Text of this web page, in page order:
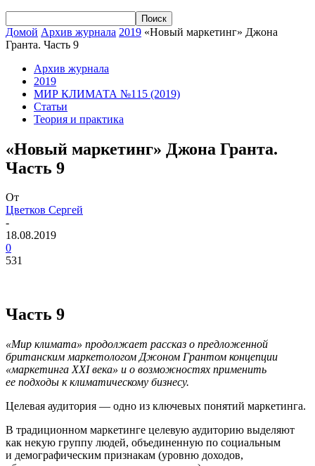
Домой Архив журнала 2019 «Новый маркетинг» Джона
Гранта. Часть 9
Архив журнала
2019
МИР КЛИМАТА №115 (2019)
Статьи
Теория и практика
«Новый маркетинг» Джона Гранта.
Часть 9
От
Цветков Сергей
-
18.08.2019
0
531
Часть 9
«Мир климата» продолжает рассказ о предложенной
британским маркетологом Джоном Грантом концепции
«маркетинга XXI века» и о возможностях применить
ее подходы к климатическому бизнесу.
Целевая аудитория — одно из ключевых понятий маркетинга.
В традиционном маркетинге целевую аудиторию выделяют
как некую группу людей, объединенную по социальным
и демографическим признакам (уровню доходов,